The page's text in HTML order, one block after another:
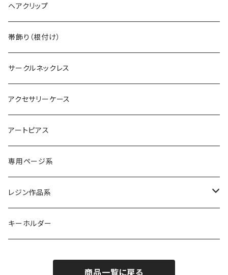
ヴィンテージリング
ヴィンテージイヤカフ
デカマルチョーカー
デカ丸アートピアス
デカマルチョーカー
シルバーネックレス
シルバーブレスレット
ヘアクリップ
帯飾り（根付け）
サークルネックレス
アクセサリーケース
アートピアス
専用ページ系
レジン作品系
レジンリング
キーホルダー
商品一覧に戻る